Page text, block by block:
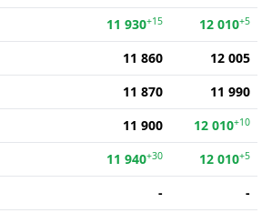
11 930+15 12 010+5
11 860
12 005
11 870
11 990
11 900 12 010+10
11 940+30 12 010+5
-
-